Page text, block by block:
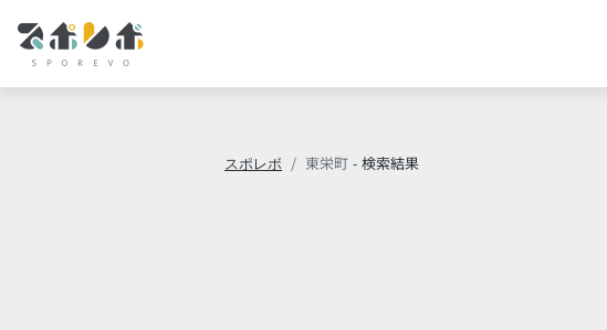
スポレボ 東栄町 - 検索結果